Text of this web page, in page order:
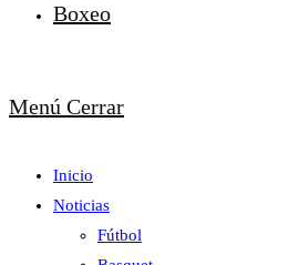
Boxeo
Menú Cerrar
Inicio
Noticias
Fútbol